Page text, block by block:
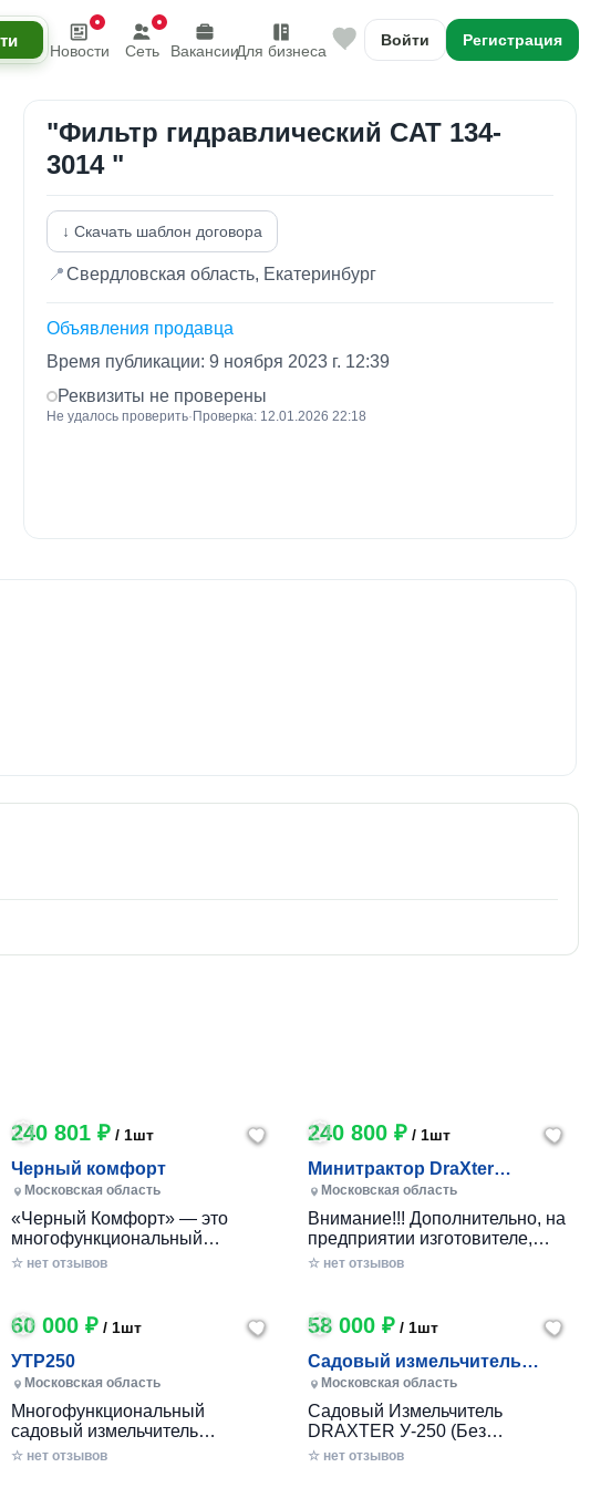
Новости Сеть ВакансииДля бизнеса
Войти Регистрация
"Фильтр гидравлический CAT 134-
3014 "
↓ Скачать шаблон договора
📍Свердловская область, Екатеринбург
Объявления продавца
Время публикации: 9 ноября 2023 г. 12:39
Реквизиты не проверены
Не удалось проверить· Проверка: 12.01.2026 22:18
240 801 ₽ / 1шт
Черный комфорт
Московская область
«Черный Комфорт» — это
многофункциональный
колесный минитрактор
круглогодичного ухода за
приусадебными участками,
садами и фермерскими
хозяйствами. Модель сочетает
расширенное оснащение
элементами комфорта и
стильный черный дизайн.
☆ нет отзывов
240 800 ₽ / 1шт
Минитрактор DraXter
СМГ-101 комфорт
Московская область
Внимание!!! Дополнительно, на
предприятии изготовителе,
указанные комплектации могут
Комплектация Стоимость
Гидропривод управление
передней и задней навесками
(для стандарт, стандарт+,
НШ6, Гидрораспределитель
2Р40 с плавающими режимами
без фиксации; два
☆ нет отзывов
60 000 ₽ / 1шт
УТР250
Московская область
Многофункциональный
садовый измельчитель
DRAXTER УТР-250 совмещает
☆ нет отзывов
58 000 ₽ / 1шт
Садовый измельчитель
DRAXTER У-250 бензиновый
8 л.
Московская область
Садовый Измельчитель
DRAXTER У-250 (Без
Двигателя) - Соберите Свой
☆ нет отзывов